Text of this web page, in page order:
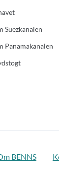
Suezkanalen
Panamakanalen
BENNS